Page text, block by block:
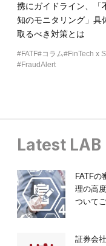
携にガイドライン、「
知のモニタリング」具
取るべき対策とは
FATF コラム
FinTech x
FraudAlert
Latest LAB
FATFの
理の高
ついて
証券会